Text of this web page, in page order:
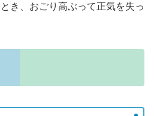
き、おごり高ぶって正気を失っ